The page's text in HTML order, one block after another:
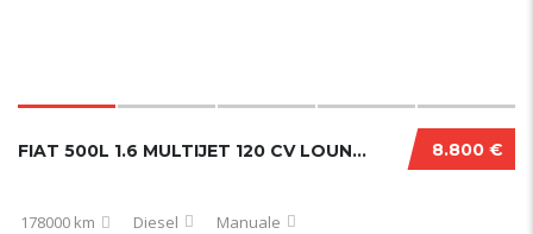
8.800 €
FIAT 500L 1.6 MULTIJET 120 CV LOUNGE 2018 FULL
178000 km Diesel Manuale